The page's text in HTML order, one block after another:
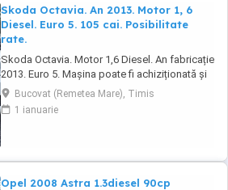
Skoda Octavia. An 2013. Motor 1, 6
Diesel. Euro 5. 105 cai. Posibilitate
rate.
Skoda Octavia. Motor 1,6 Diesel. An fabricație
2013. Euro 5. Mașina poate fi achiziționată și
în rate. Tel : 0729927037. Dotări: Aer
condiționat. Geamuri electrice. Oglinzi
electrice. Radio CD. Închidere centralizată.
Bucovat (Remetea Mare), Timis
1 ianuarie
Opel 2008 Astra 1.3diesel 90cp